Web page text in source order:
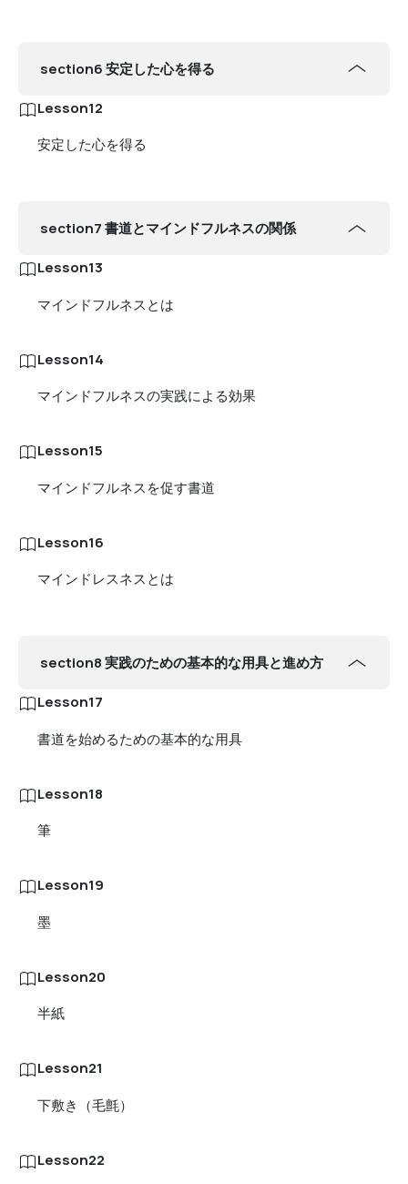
section6 安定した心を得る
Lesson12
安定した心を得る
section7 書道とマインドフルネスの関係
Lesson13
マインドフルネスとは
Lesson14
マインドフルネスの実践による効果
Lesson15
マインドフルネスを促す書道
Lesson16
マインドレスネスとは
section8 実践のための基本的な用具と進め方
Lesson17
書道を始めるための基本的な用具
Lesson18
筆
Lesson19
墨
Lesson20
半紙
Lesson21
下敷き（毛氈）
Lesson22